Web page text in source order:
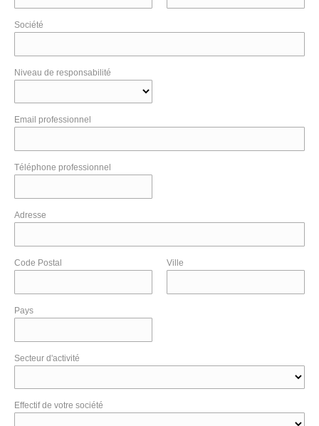
Société
Niveau de responsabilité
Email professionnel
Téléphone professionnel
Adresse
Code Postal Ville
Pays
Secteur d'activité
Effectif de votre société